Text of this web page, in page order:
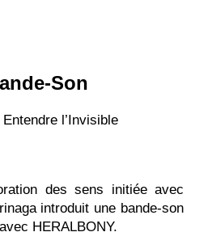
Son
l’Invisible
des sens initiée avec
introduit une bande-son
HERALBONY.